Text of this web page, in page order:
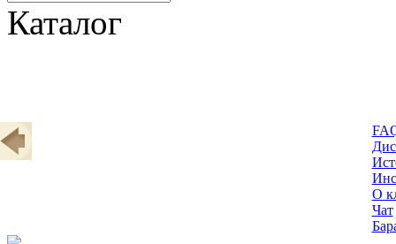
Каталог
О
Чат